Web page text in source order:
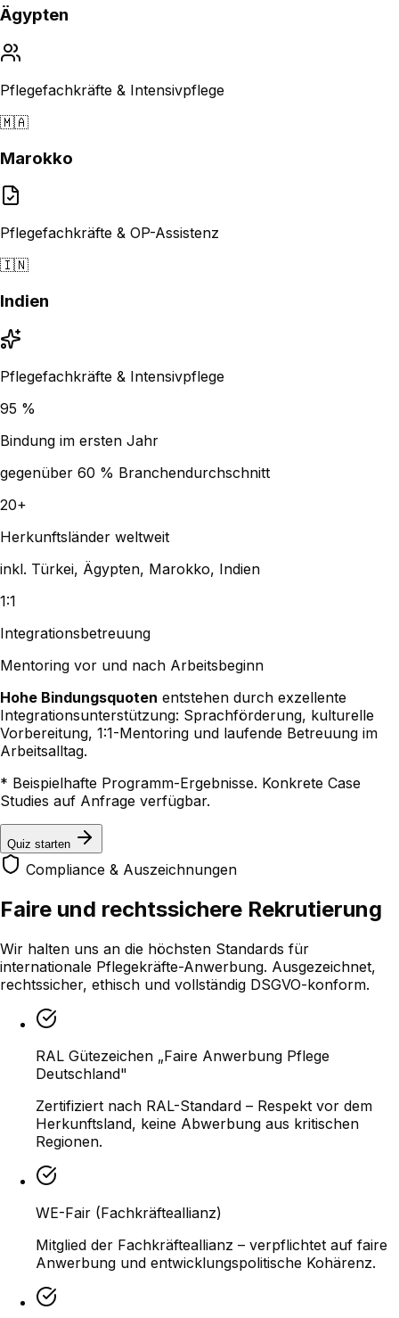
Ägypten
Pflegefachkräfte & Intensivpflege
🇲🇦
Marokko
Pflegefachkräfte & OP-Assistenz
🇮🇳
Indien
Pflegefachkräfte & Intensivpflege
95 %
Bindung im ersten Jahr
gegenüber 60 % Branchendurchschnitt
20+
Herkunftsländer weltweit
inkl. Türkei, Ägypten, Marokko, Indien
1:1
Integrationsbetreuung
Mentoring vor und nach Arbeitsbeginn
Hohe Bindungsquoten entstehen durch exzellente
Integrations­unterstützung: Sprachförderung, kulturelle
Vorbereitung, 1:1-Mentoring und laufende Betreuung im
Arbeitsalltag.
* Beispielhafte Programm-Ergebnisse. Konkrete Case
Studies auf Anfrage verfügbar.
Quiz starten
Compliance & Auszeichnungen
Faire und rechtssichere Rekrutierung
Wir halten uns an die höchsten Standards für
internationale Pflegekräfte-Anwerbung. Ausgezeichnet,
rechtssicher, ethisch und vollständig DSGVO-konform.
RAL Gütezeichen „Faire Anwerbung Pflege
Deutschland"
Zertifiziert nach RAL-Standard – Respekt vor dem
Herkunftsland, keine Abwerbung aus kritischen
Regionen.
WE-Fair (Fachkräfteallianz)
Mitglied der Fachkräfteallianz – verpflichtet auf faire
Anwerbung und entwicklungspolitische Kohärenz.